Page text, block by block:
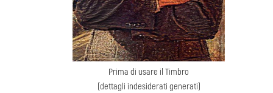
Prima di usare il Timbro
(dettagli indesiderati generati)